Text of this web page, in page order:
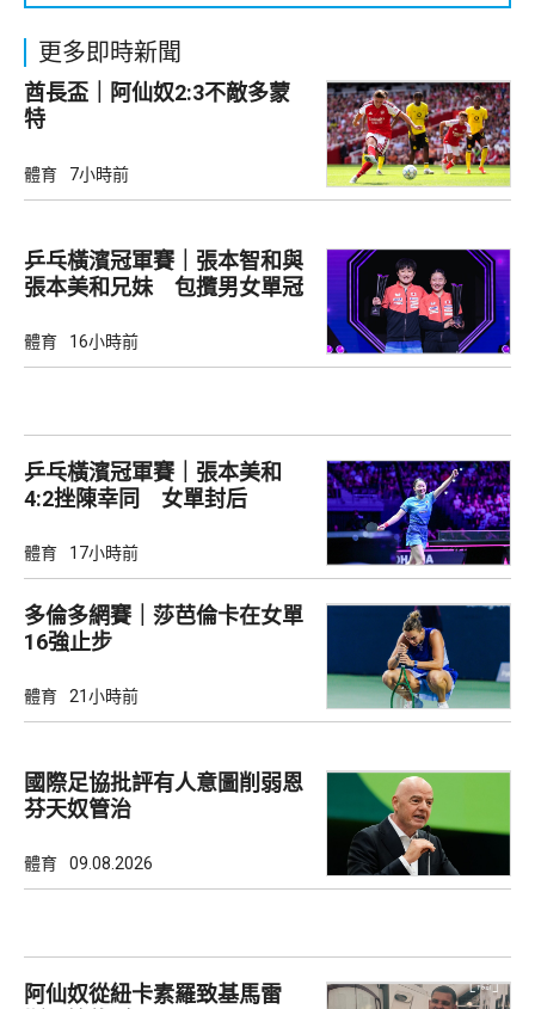
更多即時新聞
酋長盃｜阿仙奴2:3不敵多蒙
特
體育 7小時前
乒乓橫濱冠軍賽｜張本智和與
張本美和兄妹 包攬男女單冠
體育 16小時前
乒乓橫濱冠軍賽｜張本美和
4:2挫陳幸同 女單封后
體育 17小時前
多倫多網賽｜莎芭倫卡在女單
16強止步
體育 21小時前
國際足協批評有人意圖削弱恩
芬天奴管治
體育 09.08.2026
阿仙奴從紐卡素羅致基馬雷